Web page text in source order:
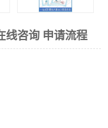
线咨询 申请流程